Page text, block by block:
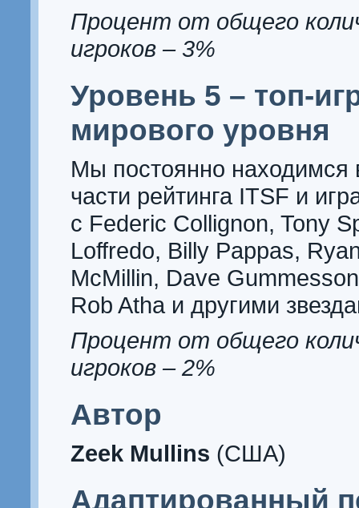
Процент от общего
игроков – 3%
Уровень 5 – топ-
мирового уровня
Мы постоянно находимся
части рейтинга ITSF и
с Federic Collignon, Tony
Loffredo, Billy Pappas,
McMillin, Dave
Rob Atha и другими
Процент от общего
игроков – 2%
Автор
Zeek Mullins (США)
Адаптированный